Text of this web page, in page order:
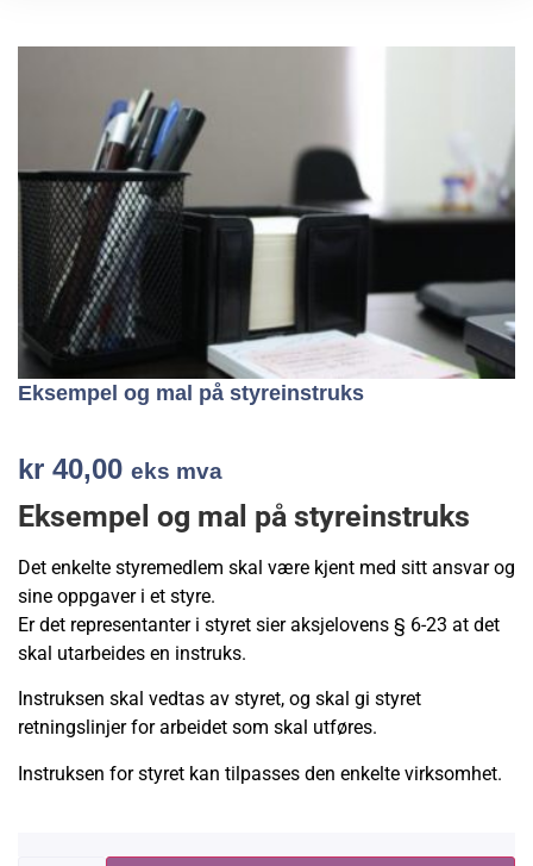
Eksempel og mal på styreinstruks
kr 40,00 eks mva
Eksempel og mal på styreinstruks
Det enkelte styremedlem skal være kjent med sitt ansvar og
sine oppgaver i et styre.
Er det representanter i styret sier aksjelovens § 6-23 at det
skal utarbeides en instruks.
Instruksen skal vedtas av styret, og skal gi styret
retningslinjer for arbeidet som skal utføres.
Instruksen for styret kan tilpasses den enkelte virksomhet.